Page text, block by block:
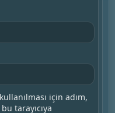
için adım,
tarayıcıya